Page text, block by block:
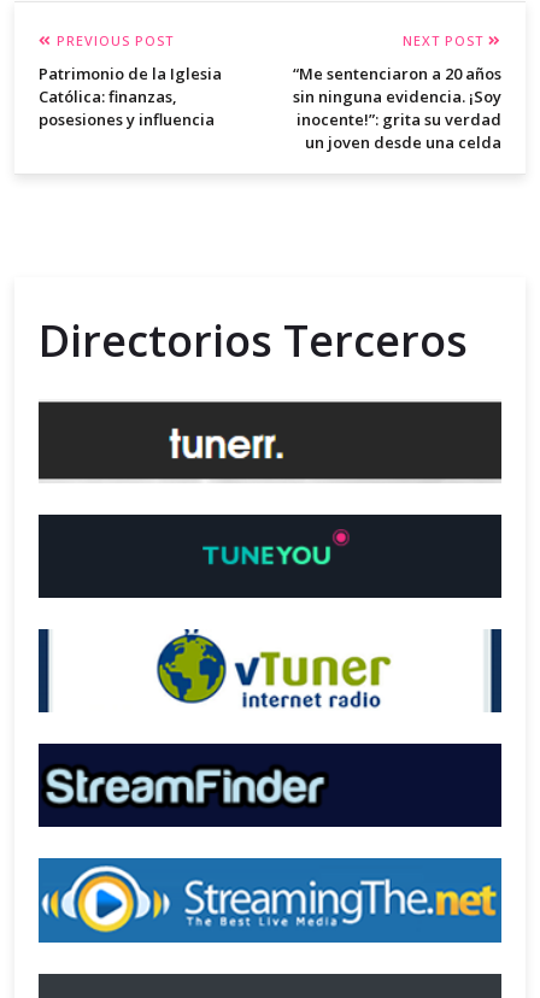
PREVIOUS POST
Patrimonio de la Iglesia
Católica: finanzas,
posesiones y influencia
NEXT POST
“Me sentenciaron a 20 años
sin ninguna evidencia. ¡Soy
inocente!”: grita su verdad
un joven desde una celda
Directorios Terceros